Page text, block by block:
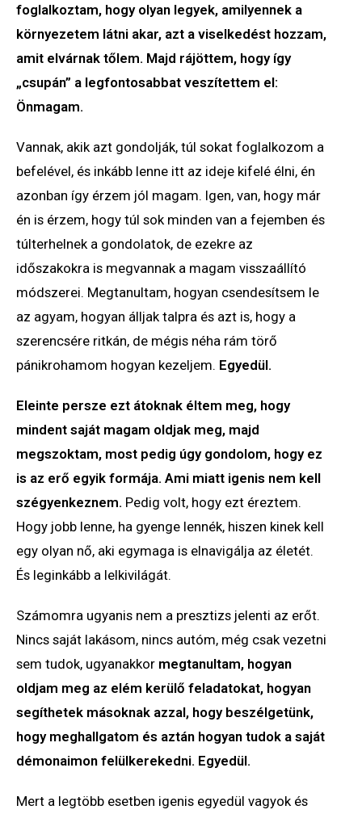
foglalkoztam, hogy olyan legyek, amilyennek a
környezetem látni akar, azt a viselkedést hozzam,
amit elvárnak tőlem. Majd rájöttem, hogy így
„csupán” a legfontosabbat veszítettem el:
Önmagam.
Vannak, akik azt gondolják, túl sokat foglalkozom a
befelével, és inkább lenne itt az ideje kifelé élni, én
azonban így érzem jól magam. Igen, van, hogy már
én is érzem, hogy túl sok minden van a fejemben és
túlterhelnek a gondolatok, de ezekre az
időszakokra is megvannak a magam visszaállító
módszerei. Megtanultam, hogyan csendesítsem le
az agyam, hogyan álljak talpra és azt is, hogy a
szerencsére ritkán, de mégis néha rám törő
pánikrohamom hogyan kezeljem. Egyedül.
Eleinte persze ezt átoknak éltem meg, hogy
mindent saját magam oldjak meg, majd
megszoktam, most pedig úgy gondolom, hogy ez
is az erő egyik formája. Ami miatt igenis nem kell
szégyenkeznem. Pedig volt, hogy ezt éreztem.
Hogy jobb lenne, ha gyenge lennék, hiszen kinek kell
egy olyan nő, aki egymaga is elnavigálja az életét.
És leginkább a lelkivilágát.
Számomra ugyanis nem a presztizs jelenti az erőt.
Nincs saját lakásom, nincs autóm, még csak vezetni
sem tudok, ugyanakkor megtanultam, hogyan
oldjam meg az elém kerülő feladatokat, hogyan
segíthetek másoknak azzal, hogy beszélgetünk,
hogy meghallgatom és aztán hogyan tudok a saját
démonaimon felülkerekedni. Egyedül.
Mert a legtöbb esetben igenis egyedül vagyok és